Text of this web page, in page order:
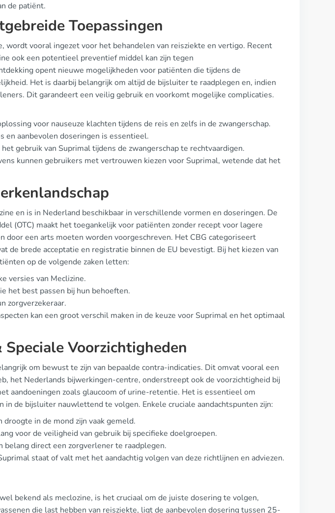
de patiënt.
Toepassingen
wordt vooral ingezet voor het behandelen van reisziekte en vertigo. Recent
ook een potentieel preventief middel kan zijn tegen
opent nieuwe mogelijkheden voor patiënten die tijdens de
Het is daarbij belangrijk om altijd de bijsluiter te raadplegen en, indien
Dit garandeert een veilig gebruik en voorkomt mogelijke complicaties.
voor nauseuze klachten tijdens de reis en zelfs in de zwangerschap.
en aanbevolen doseringen is essentieel.
gebruik van Suprimal tijdens de zwangerschap te rechtvaardigen.
kunnen gebruikers met vertrouwen kiezen voor Suprimal, wetende dat het
en is in Nederland beschikbaar in verschillende vormen en doseringen. De
(OTC) maakt het toegankelijk voor patiënten zonder recept voor lagere
door een arts moeten worden voorgeschreven. Het CBG categoriseert
de brede acceptatie en registratie binnen de EU bevestigt. Bij het kiezen van
op de volgende zaken letten:
versies van Meclizine.
het best passen bij hun behoeften.
zorgverzekeraar.
kan een groot verschil maken in de keuze voor Suprimal en het optimaal
Voorzichtigheden
om bewust te zijn van bepaalde contra-indicaties. Dit omvat vooral een
het Nederlands bijwerkingen-centre, onderstreept ook de voorzichtigheid bij
aandoeningen zoals glaucoom of urine-retentie. Het is essentieel om
in de bijsluiter nauwlettend te volgen. Enkele cruciale aandachtspunten zijn:
in de mond zijn vaak gemeld.
voor de veiligheid van gebruik bij specifieke doelgroepen.
belang direct een zorgverlener te raadplegen.
staat of valt met het aandachtig volgen van deze richtlijnen en adviezen.
bekend als meclozine, is het cruciaal om de juiste dosering te volgen,
die last hebben van reisziekte, ligt de aanbevolen dosering tussen 25-